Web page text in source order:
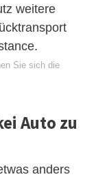
weitere
Sie sich die
Auto zu
anders